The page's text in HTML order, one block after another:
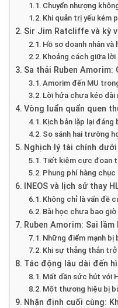
Chuyển nhượng
Khi quản trị yếu kém
Sir Jim Ratcliffe và kỳ
Hồ sơ doanh nhân và
Khoảng cách giữa lời
Sa thải Ruben
Amorim đến MU
Lời hứa chưa kéo dài
Vòng luẩn quẩn quen
Kịch bản lặp lại đáng
So sánh hai trường
Nghịch lý tài chính
Tiết kiệm cực đoan
Phung phí hàng
INEOS và lịch sử thay
Không chỉ là vấn đề
Bài học chưa bao
Ruben Amorim: Sai
Những điểm mạnh bị
Khi sự thẳng thắn
Tác động lâu dài đến
Mất dần sức hút với
Một thương hiệu bị
Nhận định cuối cùng: